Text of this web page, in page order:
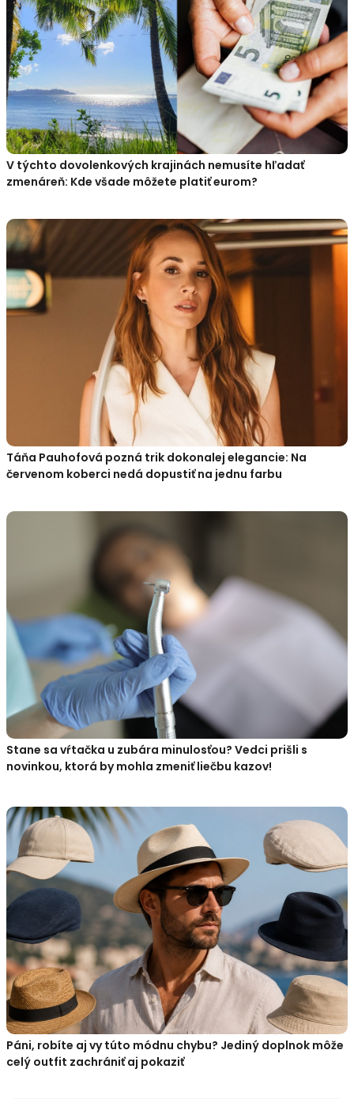
V týchto dovolenkových krajinách nemusíte hľadať
zmenáreň: Kde všade môžete platiť eurom?
Táňa Pauhofová pozná trik dokonalej elegancie: Na
červenom koberci nedá dopustiť na jednu farbu
Stane sa vŕtačka u zubára minulosťou? Vedci prišli s
novinkou, ktorá by mohla zmeniť liečbu kazov!
Páni, robíte aj vy túto módnu chybu? Jediný doplnok môže
celý outfit zachrániť aj pokaziť